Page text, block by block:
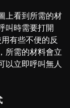
上看到所需的材
叫時需要打開
有些不便的反
所需的材料會立
以立即呼叫無人